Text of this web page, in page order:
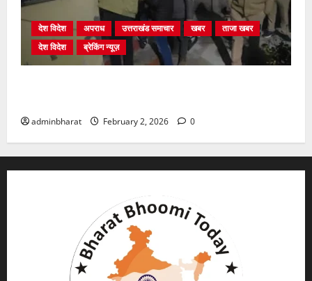
देश विदेश अपराध उत्तराखंड समाचार खबर
ताजा खबर
देश विदेश
ब्रेकिंग न्यूज़
adminbharat February 2, 2026 0